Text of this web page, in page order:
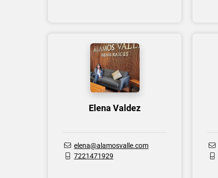
Elena Valdez
elena@alamosvalle.com
7221471929